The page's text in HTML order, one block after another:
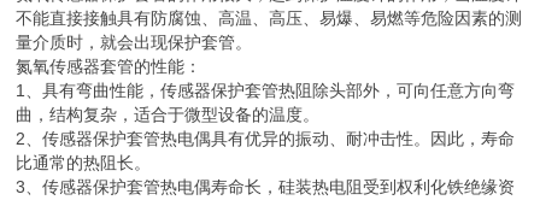
不能直接接触具有防腐蚀、高温、高压、易爆、易燃等危险因素的测
量介质时，就会出现保护套管。
氮氧传感器套管的性能：
1、具有弯曲性能，传感器保护套管热阻除头部外，可向任意方向弯
曲，结构复杂，适合于微型设备的温度。
2、传感器保护套管热电偶具有优异的振动、耐冲击性。因此，寿命
比通常的热阻长。
3、传感器保护套管热电偶寿命长，硅装热电阻受到权利化铁绝缘资